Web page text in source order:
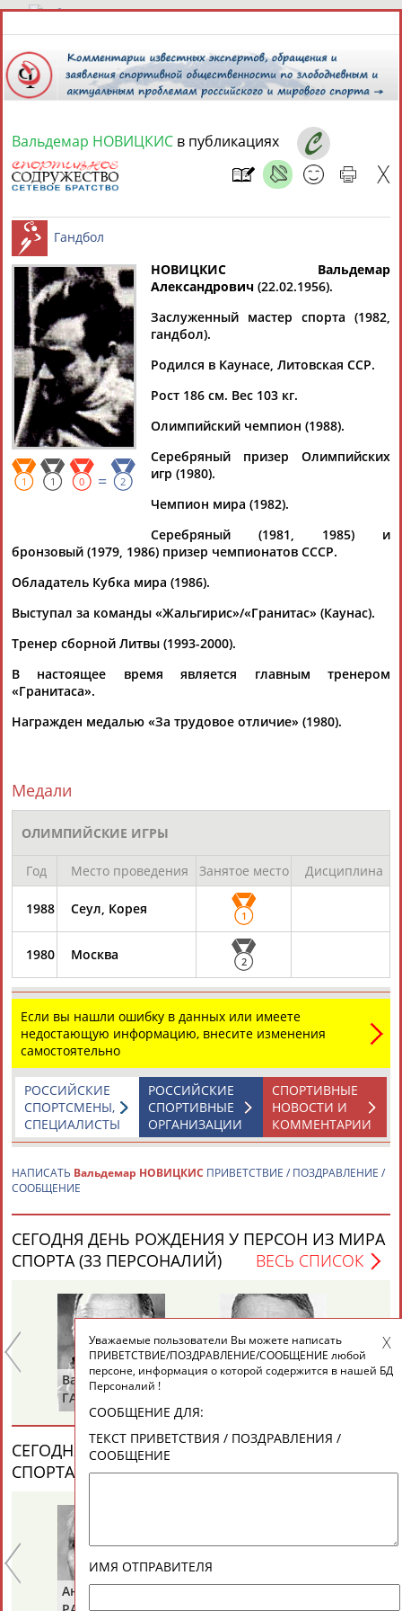
7 августа 2026 года,23:20
Найдено: 13181 Расширенный поиск
Аслаудин
АБАЕВ
Елена
АБАИМОВА
Мария
АБАКУМОВА
Юлия
АБАЛАКИНА
Дмитрий
АБАРЕНОВ
Тамилла
АБАСОВА
Рамазан
АБАЧАРАЕВ
Ростом
АБАШИДЗЕ
БУЛАТОВА
Татьяна
АББЯСОВА
Акжана
АБДИКАРИМОВА АБДРАХМАНОВ
АБДРАХМАНОВАБДРАХМАНОВААБДУВАЛИЕВ
АБДУЛАЕВ
Рамазан
АБДУЛАЕВ
Тагир
АБДУЛАЕВ
Камиль
АБДУЛАЗИЗОВАБДУЛБЕКОВ
Камалудин
АБДУЛДАУДОВ
Абдула
АБДУЛЖАЛИЛОВ
Магомед
АБДУЛКАГИРОВ
Назир
АБДУЛЛАЕВ
24 персон из 13181
ЕЩЁ ПЕРСОНЫ
ТАБЛО АКТИВНОСТИ
ЦЕЛИ ПРОЕКТА
Вопросы сотрудничества и совместной деятельности
Стадион, 1998-2026
Разработка и поддержка ООО НАИТ «Стадион»
Адресов в новостной рассылке: 996
Вальдемар НОВИЦКИC в публикациях
Гандбол
1 1 0 = 2
НОВИЦКИC Вальдемар
Александрович (22.02.1956).
Заслуженный мастер спорта (1982,
гандбол).
Родился в Каунасе, Литовская ССР.
Рост 186 см. Вес 103 кг.
Олимпийский чемпион (1988).
Серебряный призер Олимпийских
игр (1980).
Чемпион мира (1982).
Серебряный (1981, 1985) и
бронзовый (1979, 1986) призер чемпионатов СССР.
Обладатель Кубка мира (1986).
Выступал за команды «Жальгирис»/«Гранитас» (Каунас).
Тренер сборной Литвы (1993-2000).
В настоящее время является главным тренером
«Гранитаса».
Награжден медалью «За трудовое отличие» (1980).
Медали
ОЛИМПИЙСКИЕ ИГРЫ
Год Место проведения Занятое место Дисциплина
1988 Сеул, Корея 1
1980 Москва 2
Если вы нашли ошибку в данных или имеете
недостающую информацию, внесите изменения
самостоятельно
СПОРТИВНЫЕ
НОВОСТИ И
КОММЕНТАРИИ
РОССИЙСКИЕ
СПОРТИВНЫЕ
ОРГАНИЗАЦИИ
РОССИЙСКИЕ
СПОРТСМЕНЫ,
СПЕЦИАЛИСТЫ
НАПИСАТЬ Вальдемар НОВИЦКИC ПРИВЕТСТВИЕ / ПОЗДРАВЛЕНИЕ /
СООБЩЕНИЕ
СЕГОДНЯ ДЕНЬ РОЖДЕНИЯ У ПЕРСОН ИЗ МИРА
СПОРТА (33 ПЕРСОНАЛИЙ)
ВЕСЬ СПИСОК
Валерий
ГАЗЗАЕВ
Владимир
СЕГОДНЯ ДЕНЬ ПАМЯТИ У ПЕРСОН ИЗ МИРА
СПОРТА (6 ПЕРСОНАЛИЙ)
ВЕСЬ СПИСОК
Анатолий
Александр
Уважаемые пользователи Вы можете написать
ПРИВЕТСТВИЕ/ПОЗДРАВЛЕНИЕ/СООБЩЕНИЕ любой
персоне, информация о которой содержится в нашей БД
Персоналий !
СООБЩЕНИЕ ДЛЯ:
ТЕКСТ ПРИВЕТСТВИЯ / ПОЗДРАВЛЕНИЯ /
СООБЩЕНИЕ
ИМЯ ОТПРАВИТЕЛЯ